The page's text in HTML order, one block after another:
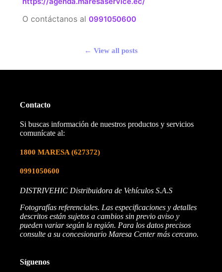
O contáctanos al 0991050600
← View all posts
Contacto
Si buscas información de nuestros productos y servicios
comunícate al:
1800 MARESA (627372)
0991050600
DISTRIVEHIC Distribuidora de Vehículos S.A.S
Fotografías referenciales. Las especificaciones y detalles
descritos están sujetos a cambios sin previo aviso y
pueden variar según la región. Para los datos precisos
consulte a su concesionario Maresa Center más cercano.
Síguenos